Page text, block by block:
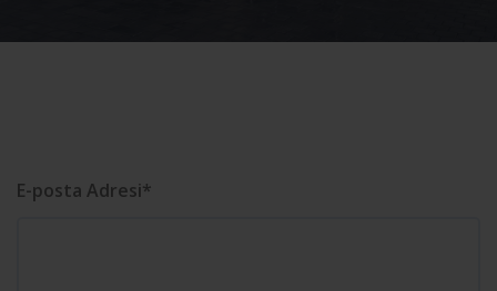
E-posta Adresi*